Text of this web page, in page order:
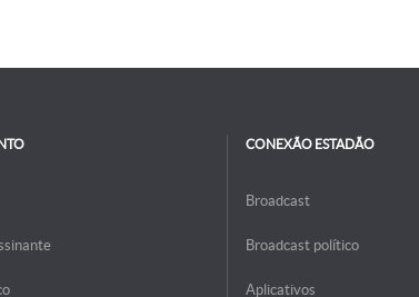
CONEXÃO ESTADÃO
Broadcast
Broadcast político
Aplicativos